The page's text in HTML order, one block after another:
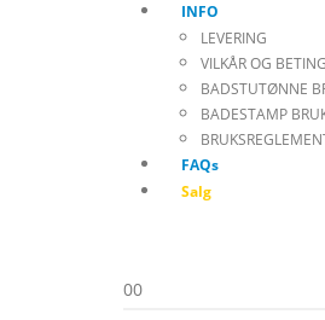
INFO
LEVERING
VILKÅR OG
BADSTUTØNNE
BADESTAMP
FAQs
Salg
00